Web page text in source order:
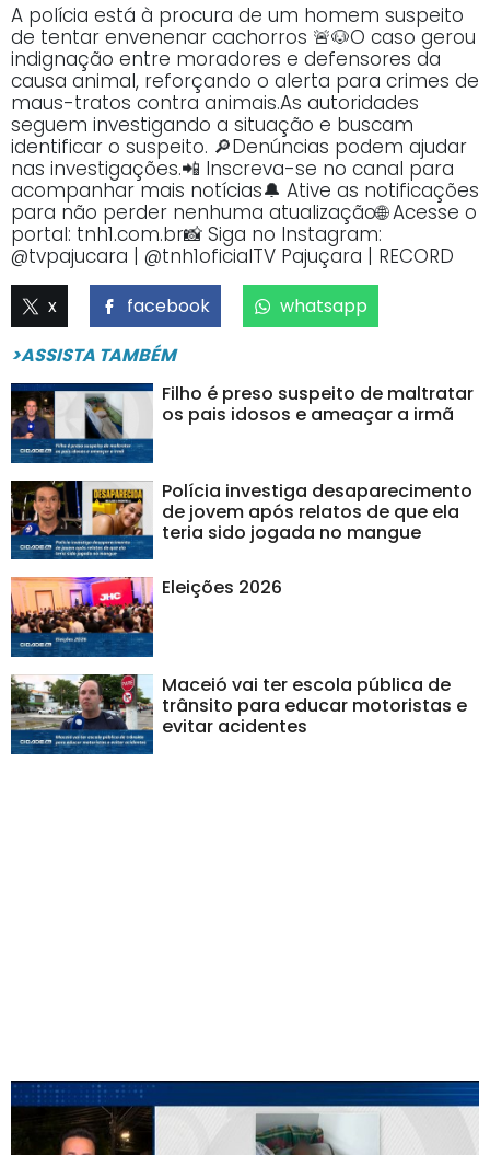
A polícia está à procura de um homem suspeito
de tentar envenenar cachorros 🚨🐶O caso gerou
indignação entre moradores e defensores da
causa animal, reforçando o alerta para crimes de
maus-tratos contra animais.As autoridades
seguem investigando a situação e buscam
identificar o suspeito. 🔎Denúncias podem ajudar
nas investigações.📲 Inscreva-se no canal para
acompanhar mais notícias🔔 Ative as notificações
para não perder nenhuma atualização🌐 Acesse o
portal: tnh1.com.br📸 Siga no Instagram:
@tvpajucara | @tnh1oficialTV Pajuçara | RECORD
x facebook
whatsapp
>ASSISTA TAMBÉM
Filho é preso suspeito de maltratar
os pais idosos e ameaçar a irmã
Polícia investiga desaparecimento
de jovem após relatos de que ela
teria sido jogada no mangue
Eleições 2026
Maceió vai ter escola pública de
trânsito para educar motoristas e
evitar acidentes